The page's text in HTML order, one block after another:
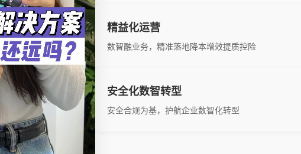
精益化运营
数智融业务，精准落地降本增效提质控险
安全化数智转型
安全合规为基，护航企业数智化转型